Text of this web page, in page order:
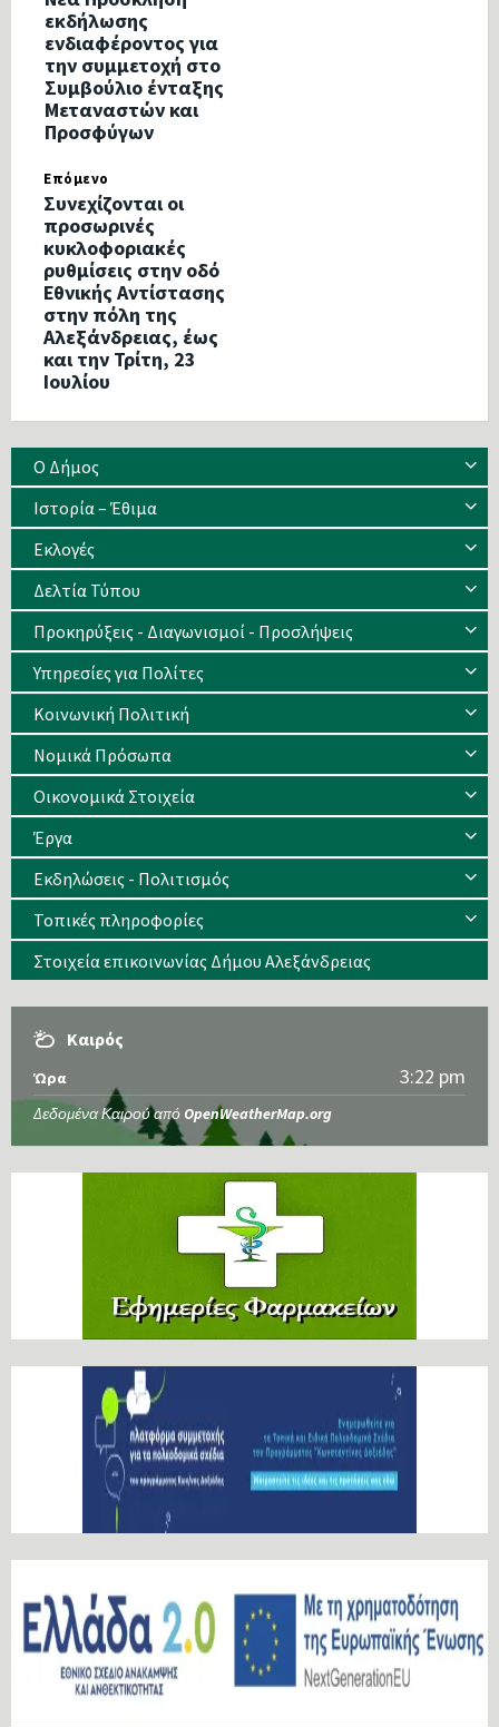
εκδήλωσης
ενδιαφέροντος για
την συμμετοχή στο
Συμβούλιο ένταξης
Μεταναστών και
Προσφύγων
Επόμενο
Συνεχίζονται οι
προσωρινές
κυκλοφοριακές
ρυθμίσεις στην οδό
Εθνικής Αντίστασης
στην πόλη της
Αλεξάνδρειας, έως
και την Τρίτη, 23
Ιουλίου
Ο Δήμος
Ιστορία – Έθιμα
Eκλογές
Δελτία Τύπου
Προκηρύξεις - Διαγωνισμοί - Προσλήψεις
Υπηρεσίες για Πολίτες
Κοινωνική Πολιτική
Νομικά Πρόσωπα
Οικονομικά Στοιχεία
Έργα
Εκδηλώσεις - Πολιτισμός
Τοπικές πληροφορίες
Στοιχεία επικοινωνίας Δήμου Αλεξάνδρειας
Καιρός
Ώρα 3:22 pm
Δεδομένα Καιρού από OpenWeatherMap.org